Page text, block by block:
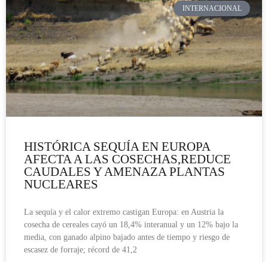
INTERNACIONAL
HISTÓRICA SEQUÍA EN EUROPA
AFECTA A LAS COSECHAS,REDUCE
CAUDALES Y AMENAZA PLANTAS
NUCLEARES
La sequía y el calor extremo castigan Europa: en Austria la
cosecha de cereales cayó un 18,4% interanual y un 12% bajo la
media, con ganado alpino bajado antes de tiempo y riesgo de
escasez de forraje; récord de 41,2